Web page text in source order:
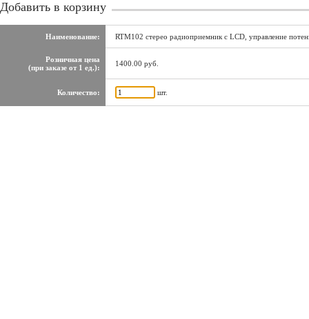
Добавить в корзину
Наименование: RTM102 стерео радиоприемник с LCD, управление
Розничная цена
(при заказе от 1 ед.):
1400.00 руб.
Количество: шт.